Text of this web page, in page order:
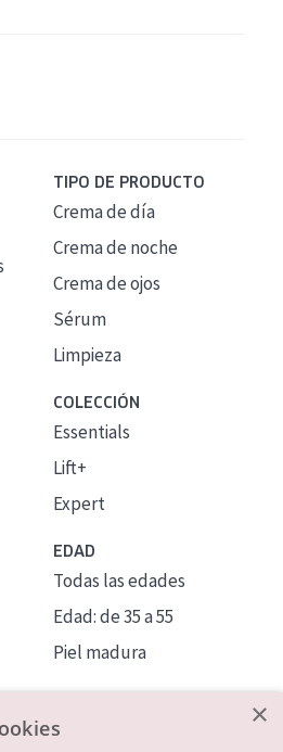
TIPO DE PRODUCTO
Crema de día
Crema de noche
Crema de ojos
Sérum
Limpieza
COLECCIÓN
Essentials
Lift+
Expert
EDAD
Todas las edades
Edad: de 35 a 55
Piel madura
×